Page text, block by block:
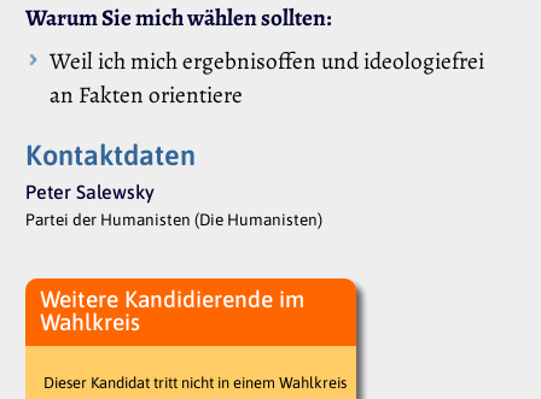
Warum Sie mich wählen sollten:
Weil ich mich ergebnisoffen und ideologiefrei
an Fakten orientiere
Kontaktdaten
Peter Salewsky
Partei der Humanisten (Die Humanisten)
Weitere Kandidierende im
Wahlkreis
Dieser Kandidat tritt nicht in einem Wahlkreis